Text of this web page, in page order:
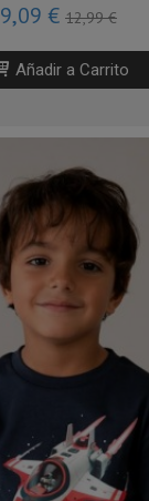
9,09 € 12,99 €
Añadir a Carrito